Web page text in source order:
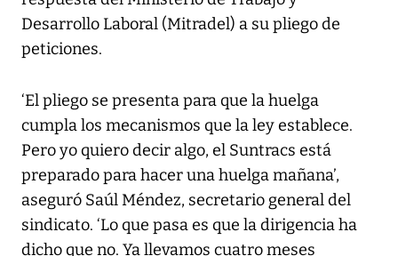
Desarrollo Laboral (Mitradel) a su pliego de
peticiones.
‘El pliego se presenta para que la huelga
cumpla los mecanismos que la ley establece.
Pero yo quiero decir algo, el Suntracs está
preparado para hacer una huelga mañana’,
aseguró Saúl Méndez, secretario general del
sindicato. ‘Lo que pasa es que la dirigencia ha
dicho que no. Ya llevamos cuatro meses